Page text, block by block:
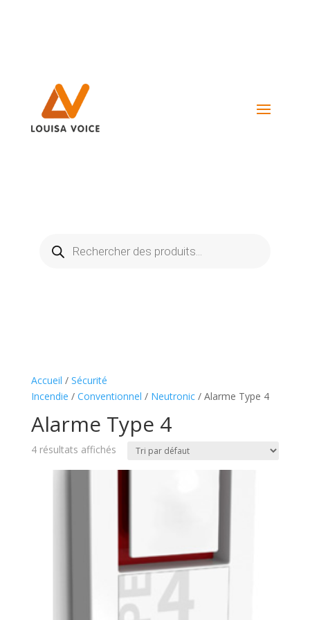
produits
Accueil / Sécurité
Incendie / Conventionnel / Neutronic/ Alarme Type 4
Alarme Type 4
4 résultats affichés